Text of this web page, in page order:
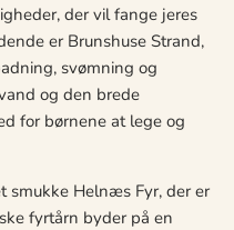
der vil fange jeres
er Brunshuse Strand,
svømning og
og den brede
for børnene at lege og
smukke Helnæs Fyr, der er
fyrtårn byder på en